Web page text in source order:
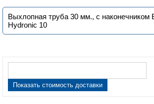
Выхлопная труба 30 мм., с наконечником
Hydronic 10
Показать стоимость доставки